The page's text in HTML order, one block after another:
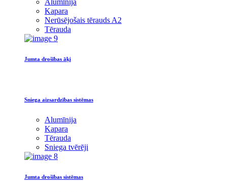
Alumīnija
Kapara
Nerūsējošais tērauds A2
Tērauda
Jumta drošības āķi
Sniega aizsardzības sistēmas
Alumīnija
Kapara
Tērauda
Sniega tvērēji
Jumta drošības sistēmas